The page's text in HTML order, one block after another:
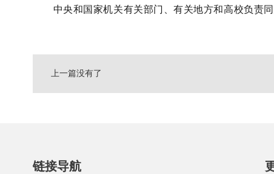
中央和国家机关有关部门、有关地方和高校负责
上一篇没有了
链接导航